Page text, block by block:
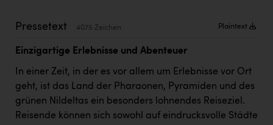
Kremsmüller Anlagenbau GmbH
Maximarkt
Pressetext 4075 Zeichen Plaintext
Einzigartige Erlebnisse und Abenteuer
In einer Zeit, in der es vor allem um Erlebnisse vor Ort
geht, ist das Land der Pharaonen, Pyramiden und des
grünen Nildeltas ein besonders lohnendes Reiseziel.
Reisende können sich sowohl auf eindrucksvolle Städte